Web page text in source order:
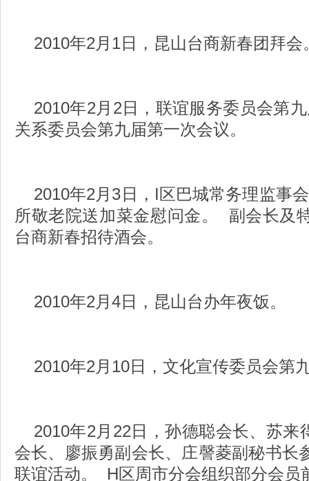
2010年2月1日，昆山台商新春团拜会
2010年2月2日，联谊服务委员会第
关系委员会第九届第一次会议。
2010年2月3日，I区巴城常务理监事
所敬老院送加菜金慰问金。 副会长及
台商新春招待酒会。
2010年2月4日，昆山台办年夜饭。
2010年2月10日，文化宣传委员会第
2010年2月22日，孙德聪会长、苏来
会长、廖振勇副会长、庄謦菱副秘书长
联谊活动。 H区周市分会组织部分会员